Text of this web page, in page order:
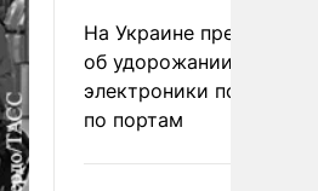
На Украине
об удорожании
электроники после
по портам